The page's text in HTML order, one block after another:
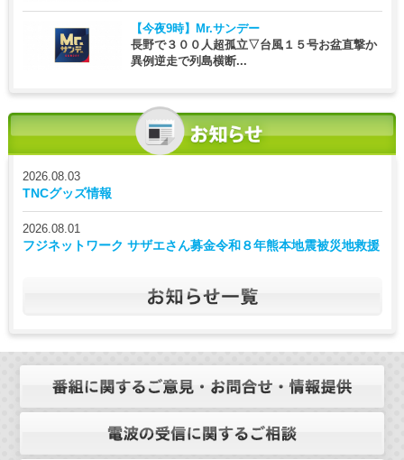
【今夜9時】 Mr.サンデー
長野で３００人超孤立▽台風１５号お盆直撃か
異例逆走で列島横断...
2026.08.03
TNCグッズ情報
2026.08.01
フジネットワーク サザエさん募金令和８年熊本地震被災地救援